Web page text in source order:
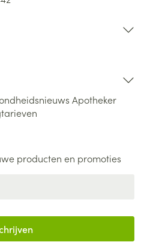
Apotheker
producten en promoties